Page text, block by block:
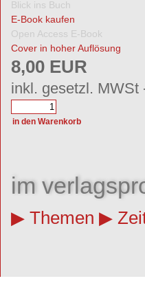
Blick ins Buch
E-Book kaufen
Open Access E-Book
Cover in hoher Auflösung
8,00 EUR
inkl. gesetzl. MWSt
im
Themen